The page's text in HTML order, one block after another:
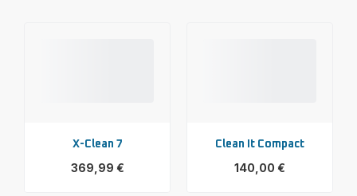
X-Clean 7
369,99 €
Clean It Compact
140,00 €